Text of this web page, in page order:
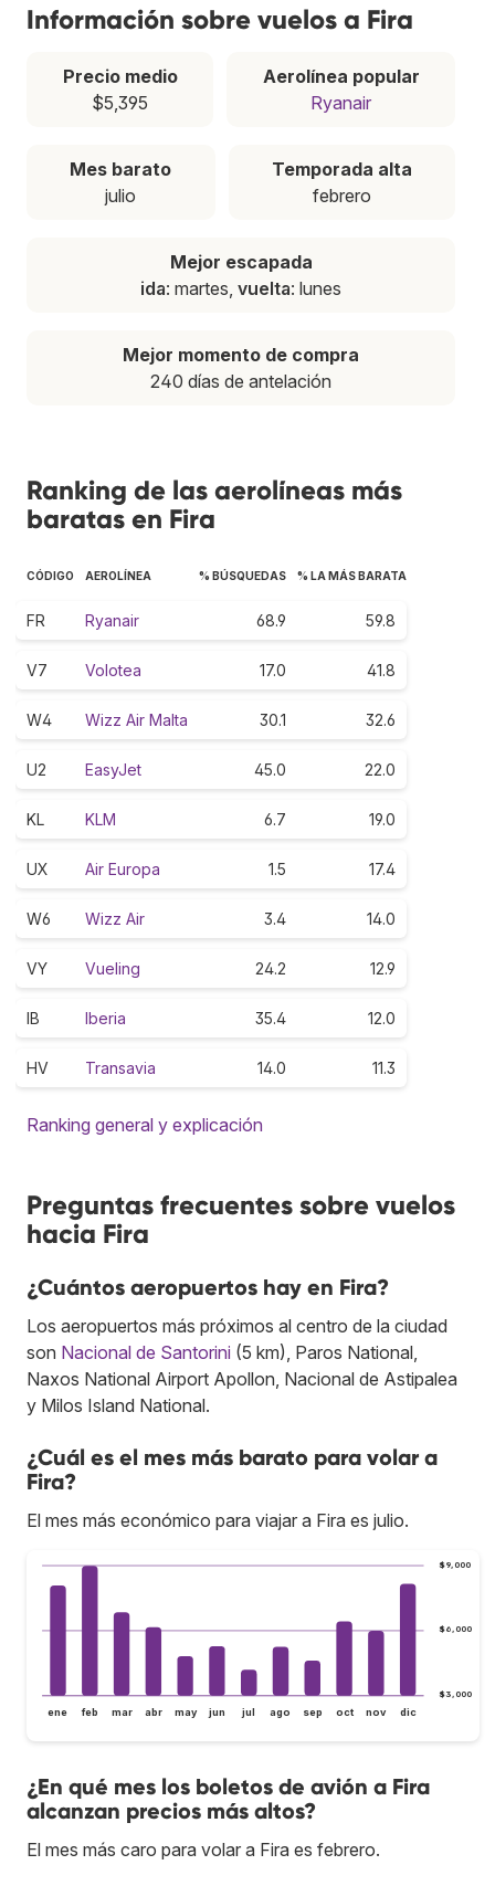
Información sobre vuelos a Fira
Precio medio
$5,395
Aerolínea popular
Ryanair
Mes barato
julio
Temporada alta
febrero
Mejor escapada
ida: martes, vuelta: lunes
Mejor momento de compra
240 días de antelación
Ranking de las aerolíneas más
baratas en Fira
CÓDIGO AEROLÍNEA % BÚSQUEDAS % LA MÁS BARATA
FR Ryanair 68.9 59.8
V7 Volotea 17.0 41.8
W4 Wizz Air Malta 30.1 32.6
U2 EasyJet 45.0 22.0
KL KLM 6.7 19.0
UX Air Europa 1.5 17.4
W6 Wizz Air 3.4 14.0
VY Vueling 24.2 12.9
IB Iberia 35.4 12.0
HV Transavia 14.0 11.3
Ranking general y explicación
Preguntas frecuentes sobre vuelos
hacia Fira
¿Cuántos aeropuertos hay en Fira?
Los aeropuertos más próximos al centro de la ciudad
son Nacional de Santorini (5 km), Paros National,
Naxos National Airport Apollon, Nacional de Astipalea
y Milos Island National.
¿Cuál es el mes más barato para volar a
Fira?
El mes más económico para viajar a Fira es julio.
$3,000
$6,000
$9,000
ene feb mar abr may jun jul ago sep oct nov dic
¿En qué mes los boletos de avión a Fira
alcanzan precios más altos?
El mes más caro para volar a Fira es febrero.